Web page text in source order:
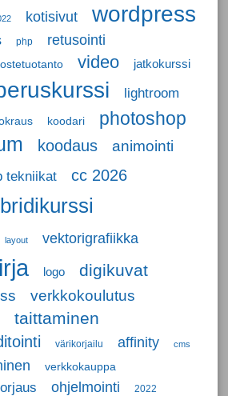
kotisivut wordpress
php
retusointi
video jatkokurssi
lightroom
koodari photoshop
koodaus animointi
tekniikat cc 2026
layout vektorigrafiikka
logo digikuvat
verkkokoulutus
taittaminen
värikorjailu affinity cms
verkkokauppa
ohjelmointi
2022